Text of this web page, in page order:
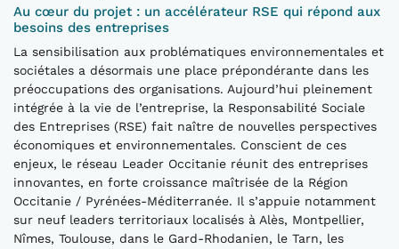
Au cœur du projet : un accélérateur RSE qui répond aux
besoins des entreprises
La sensibilisation aux problématiques environnementales et
sociétales a désormais une place prépondérante dans les
préoccupations des organisations. Aujourd’hui pleinement
intégrée à la vie de l’entreprise, la Responsabilité Sociale
des Entreprises (RSE) fait naître de nouvelles perspectives
économiques et environnementales. Conscient de ces
enjeux, le réseau Leader Occitanie réunit des entreprises
innovantes, en forte croissance maîtrisée de la Région
Occitanie / Pyrénées-Méditerranée. Il s’appuie notamment
sur neuf leaders territoriaux localisés à Alès, Montpellier,
Nîmes, Toulouse, dans le Gard-Rhodanien, le Tarn, les